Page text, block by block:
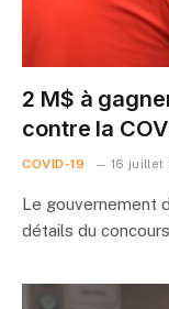
2 M$ à
contre la
COVID-19 16 juillet
Le gouvernement
détails du